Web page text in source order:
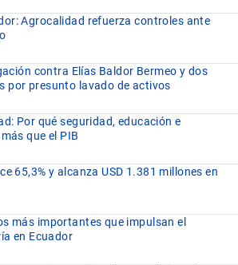
Agrocalidad refuerza controles ante
contra Elías Baldor Bermeo y dos
por presunto lavado de activos
Por qué seguridad, educación e
que el PIB
65,3% y alcanza USD 1.381 millones en
más importantes que impulsan el
en Ecuador